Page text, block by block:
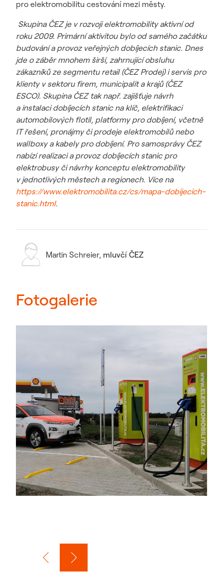
pro elektromobilitu cestování mezi městy.
Skupina ČEZ je v rozvoji elektromobility aktivní od
roku 2009. Primární aktivitou bylo od samého začátku
budování a provoz veřejných dobíjecích stanic. Dnes
jde o záběr mnohem širší, zahrnující obsluhu
zákazníků ze segmentu retail (ČEZ Prodej) i servis pro
klienty v sektoru firem, municipalit a krajů (ČEZ
ESCO). Skupina ČEZ tak např. zajišťuje návrh
a instalaci dobíjecích stanic na klíč, elektrifikaci
automobilových flotil, platformy pro dobíjení, včetně
IT řešení, pronájmy či prodeje elektromobilů nebo
wallboxy a kabely pro dobíjení. Pro samosprávy ČEZ
nabízí realizaci a provoz dobíjecích stanic pro
elektrobusy či návrhy konceptu elektromobility
v jednotlivých městech a regionech. Více na
https://www.elektromobilita.cz/cs/mapa-dobijecich-
stanic.html.
Martin Schreier, mluvčí ČEZ
Fotogalerie